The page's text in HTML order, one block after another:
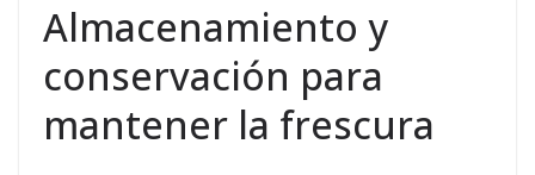
Almacenamiento y
conservación para
mantener la frescura